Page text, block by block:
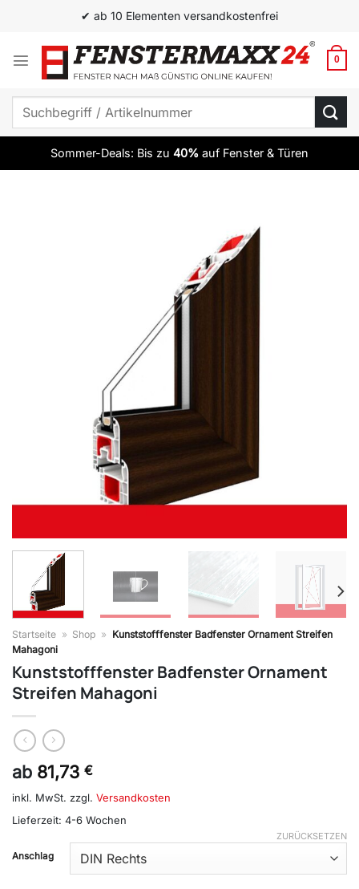
springen
✔ ab 10 Elementen versandkostenfrei
0
Suchen
Sommer-Deals: Bis zu 40% auf Fenster & Türen
Startseite » Shop » Kunststofffenster Badfenster Ornament Streifen
Mahagoni
Kunststofffenster Badfenster Ornament
Streifen Mahagoni
ab 81,73 €
inkl. MwSt. zzgl. Versandkosten
Lieferzeit: 4-6 Wochen
Anschlag
ZURÜCKSETZEN